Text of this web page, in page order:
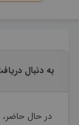
به دنبال
در حال حاضر،